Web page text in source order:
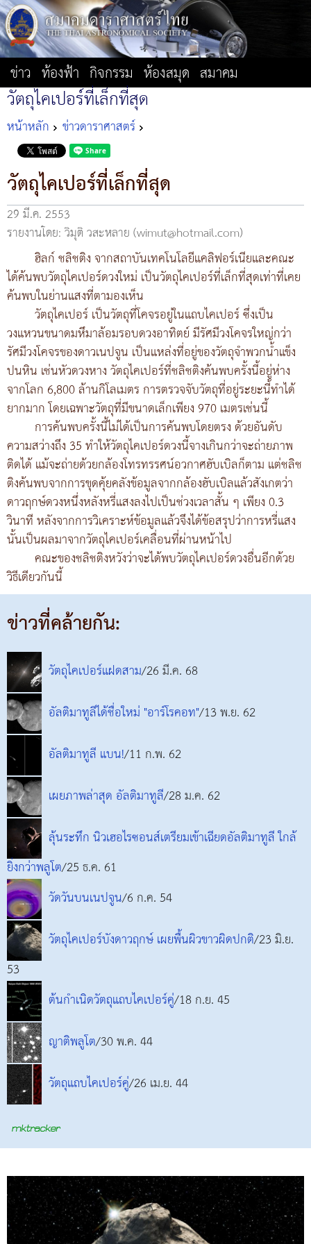
ข่าว ท้องฟ้า กิจกรรม ห้องสมุด สมาคม
วัตถุไคเปอร์ที่เล็กที่สุด
หน้าหลัก ข่าวดาราศาสตร์
วัตถุไคเปอร์ที่เล็กที่สุด
29 มี.ค. 2553
รายงานโดย: วิมุติ วสะหลาย (wimut@hotmail.com)
ฮิลก์ ชลิชติง จากสถาบันเทคโนโลยีแคลิฟอร์เนียและคณะ
ได้ค้นพบวัตถุไคเปอร์ดวงใหม่ เป็นวัตถุไคเปอร์ที่เล็กที่สุดเท่าที่เคย
ค้นพบในย่านแสงที่ตามองเห็น
วัตถุไคเปอร์ เป็นวัตถุที่โคจรอยู่ในแถบไคเปอร์ ซึ่งเป็น
วงแหวนขนาดมหึมาล้อมรอบดวงอาทิตย์ มีรัศมีวงโคจรใหญ่กว่า
รัศมีวงโคจรของดาวเนปจูน เป็นแหล่งที่อยู่ของวัตถุจำพวกน้ำแข็ง
ปนหิน เช่นหัวดวงหาง วัตถุไคเปอร์ที่ชลิชติงค้นพบครั้งนี้อยู่ห่าง
จากโลก 6,800 ล้านกิโลเมตร การตรวจจับวัตถุที่อยู่ระยะนี้ทำได้
ยากมาก โดยเฉพาะวัตถุที่มีขนาดเล็กเพียง 970 เมตรเช่นนี้
การค้นพบครั้งนี้ไม่ได้เป็นการค้นพบโดยตรง ด้วยอันดับ
ความสว่างถึง 35 ทำให้วัตถุไคเปอร์ดวงนี้จางเกินกว่าจะถ่ายภาพ
ติดได้ แม้จะถ่ายด้วยกล้องโทรทรรศน์อวกาศฮับเบิลก็ตาม แต่ชลิช
ติงค้นพบจากการขุดคุ้ยคลังข้อมูลจากกล้องฮับเบิลแล้วสังเกตว่า
ดาวฤกษ์ดวงหนึ่งหลังหรี่แสงลงไปเป็นช่วงเวลาสั้น ๆ เพียง 0.3
วินาที หลังจากการวิเคราะห์ข้อมูลแล้วจึงได้ข้อสรุปว่าการหรี่แสง
นั้นเป็นผลมาจากวัตถุไคเปอร์เคลื่อนที่ผ่านหน้าไป
คณะของชลิชติงหวังว่าจะได้พบวัตถุไคเปอร์ดวงอื่นอีกด้วย
วิธีเดียวกันนี้
ข่าวที่คล้ายกัน:
วัตถุไคเปอร์แฝดสาม/26 มี.ค. 68
อัลติมาทูลีได้ชื่อใหม่ "อาร์โรคอท"/13 พ.ย. 62
อัลติมาทูลี แบน!/11 ก.พ. 62
เผยภาพล่าสุด อัลติมาทูลี/28 ม.ค. 62
ลุ้นระทึก นิวเฮอไรซอนส์เตรียมเข้าเฉียดอัลติมาทูลี ใกล้
ยิ่งกว่าพลูโต/25 ธ.ค. 61
วัดวันบนเนปจูน/6 ก.ค. 54
วัตถุไคเปอร์บังดาวฤกษ์ เผยพื้นผิวขาวผิดปกติ/23 มิ.ย.
53
ต้นกำเนิดวัตถุแถบไคเปอร์คู่/18 ก.ย. 45
ญาติพลูโต/30 พ.ค. 44
วัตถุแถบไคเปอร์คู่/26 เม.ย. 44